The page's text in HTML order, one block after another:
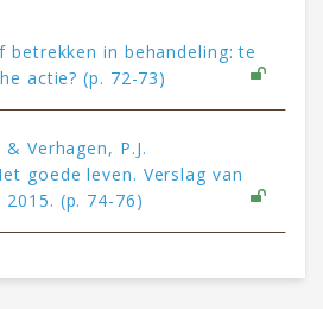
betrekken in behandeling: te
actie? (p. 72-73)
Verhagen, P.J.
goede leven. Verslag van
(p. 74-76)